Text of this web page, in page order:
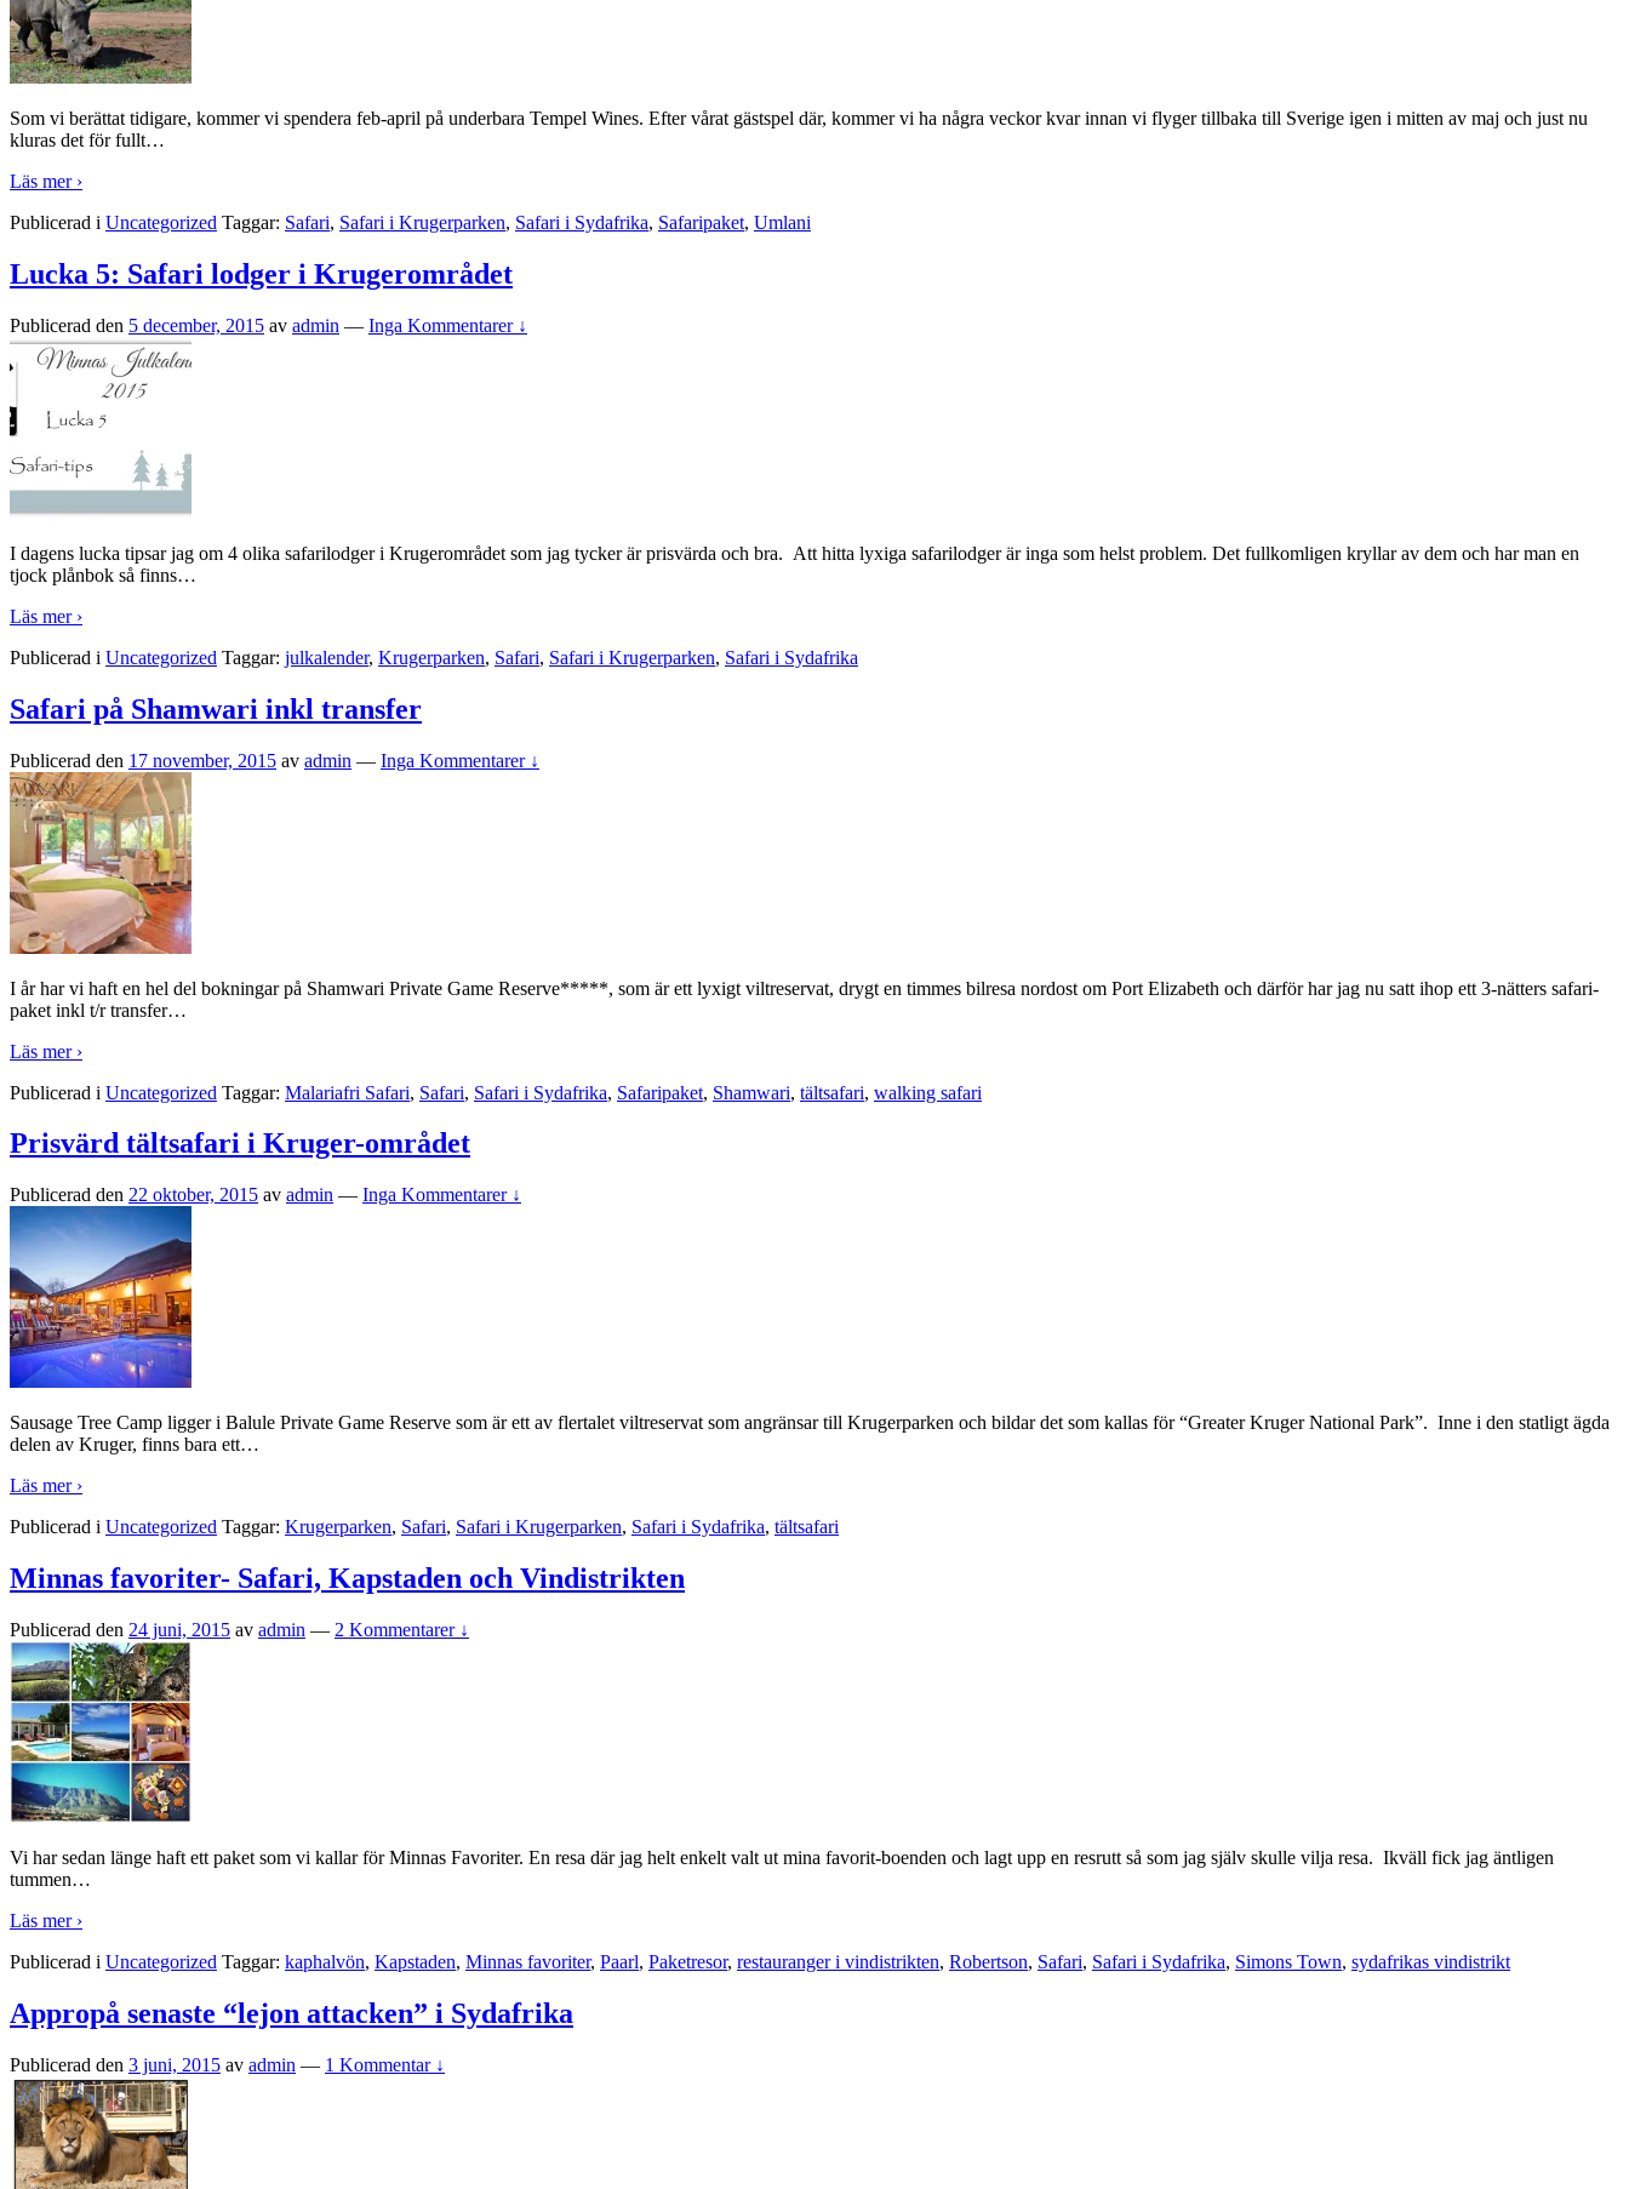
Som vi berättat tidigare, kommer vi spendera feb-april på underbara Tempel Wines. Efter vårat gästspel där, kommer vi ha några veckor kvar innan vi flyger tillbaka till Sverige igen i mitten av maj och just nu
kluras det för fullt…
Läs mer ›
Publicerad i Uncategorized Taggar: Safari, Safari i Krugerparken, Safari i Sydafrika, Safaripaket, Umlani
Lucka 5: Safari lodger i Krugerområdet
Publicerad den 5 december, 2015 av admin — Inga Kommentarer ↓
I dagens lucka tipsar jag om 4 olika safarilodger i Krugerområdet som jag tycker är prisvärda och bra. Att hitta lyxiga safarilodger är inga som helst problem. Det fullkomligen kryllar av dem och har man en
tjock plånbok så finns…
Läs mer ›
Publicerad i Uncategorized Taggar: julkalender, Krugerparken, Safari, Safari i Krugerparken, Safari i Sydafrika
Safari på Shamwari inkl transfer
Publicerad den 17 november, 2015 av admin — Inga Kommentarer ↓
I år har vi haft en hel del bokningar på Shamwari Private Game Reserve*****, som är ett lyxigt viltreservat, drygt en timmes bilresa nordost om Port Elizabeth och därför har jag nu satt ihop ett 3-nätters safari-
paket inkl t/r transfer…
Läs mer ›
Publicerad i Uncategorized Taggar: Malariafri Safari, Safari, Safari i Sydafrika, Safaripaket, Shamwari, tältsafari, walking safari
Prisvärd tältsafari i Kruger-området
Publicerad den 22 oktober, 2015 av admin — Inga Kommentarer ↓
Sausage Tree Camp ligger i Balule Private Game Reserve som är ett av flertalet viltreservat som angränsar till Krugerparken och bildar det som kallas för “Greater Kruger National Park”. Inne i den statligt ägda
delen av Kruger, finns bara ett…
Läs mer ›
Publicerad i Uncategorized Taggar: Krugerparken, Safari, Safari i Krugerparken, Safari i Sydafrika, tältsafari
Minnas favoriter- Safari, Kapstaden och Vindistrikten
Publicerad den 24 juni, 2015 av admin — 2 Kommentarer ↓
Vi har sedan länge haft ett paket som vi kallar för Minnas Favoriter. En resa där jag helt enkelt valt ut mina favorit-boenden och lagt upp en resrutt så som jag själv skulle vilja resa. Ikväll fick jag äntligen
tummen…
Läs mer ›
Publicerad i Uncategorized Taggar: kaphalvön, Kapstaden, Minnas favoriter, Paarl, Paketresor, restauranger i vindistrikten, Robertson, Safari, Safari i Sydafrika, Simons Town, sydafrikas vindistrikt
Appropå senaste “lejon attacken” i Sydafrika
Publicerad den 3 juni, 2015 av admin — 1 Kommentar ↓